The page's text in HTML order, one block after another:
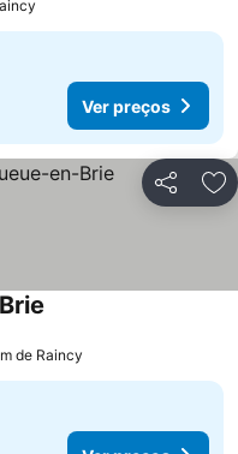
Ver preços
Partilhar
de Raincy